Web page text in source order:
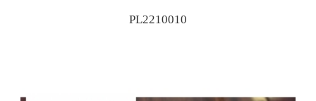
PL2210010